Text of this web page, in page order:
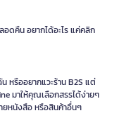
ดคืน อยากได้อะไร แค่คลิก
หรืออยากแวะร้าน B2S แต่
มาให้คุณเลือกสรรได้ง่ายๆ
ยหนังสือ หรือสินค้าอื่นๆ